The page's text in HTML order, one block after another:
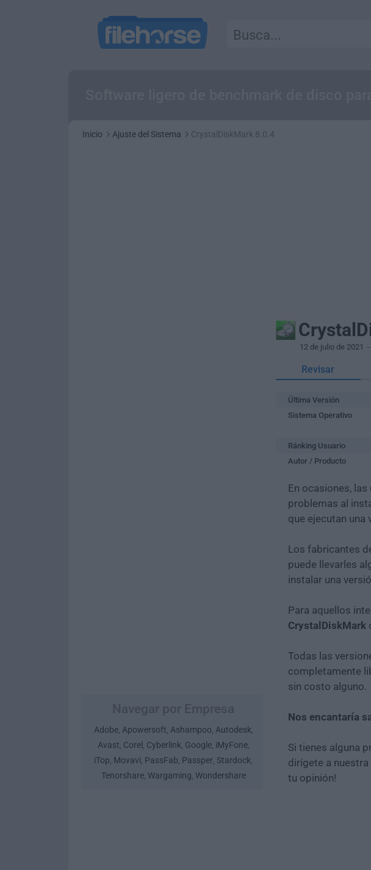
Inicio Ajuste del Sistema CrystalDiskMark 8.0.4
Adobe, Apowersoft, Ashampoo, Autodesk,
Avast, Corel , Cyberlink, Google, iMyFone,
iTop, Movavi, PassFab, Passper, Stardock,
Tenorshare, Wargaming, Wondershare
12 de julio de 2021
Revisar
Última Versión
Sistema Operativo
Ránking Usuario
Autor / Producto
En ocasiones,
problemas al
que ejecutan
Los fabricantes
puede llevarles
instalar una
Para aquellos
CrystalDiskMark
Todas las
completamente
sin costo alguno.
Nos encantaría
Si tienes alguna
dirígete a nuestra
tu opinión!